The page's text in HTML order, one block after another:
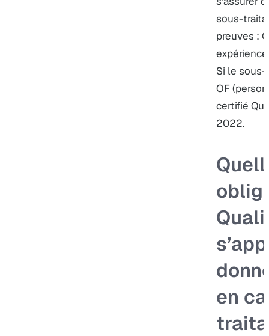
sous-
preuves :
Si le
OF
certifié
2022.
en